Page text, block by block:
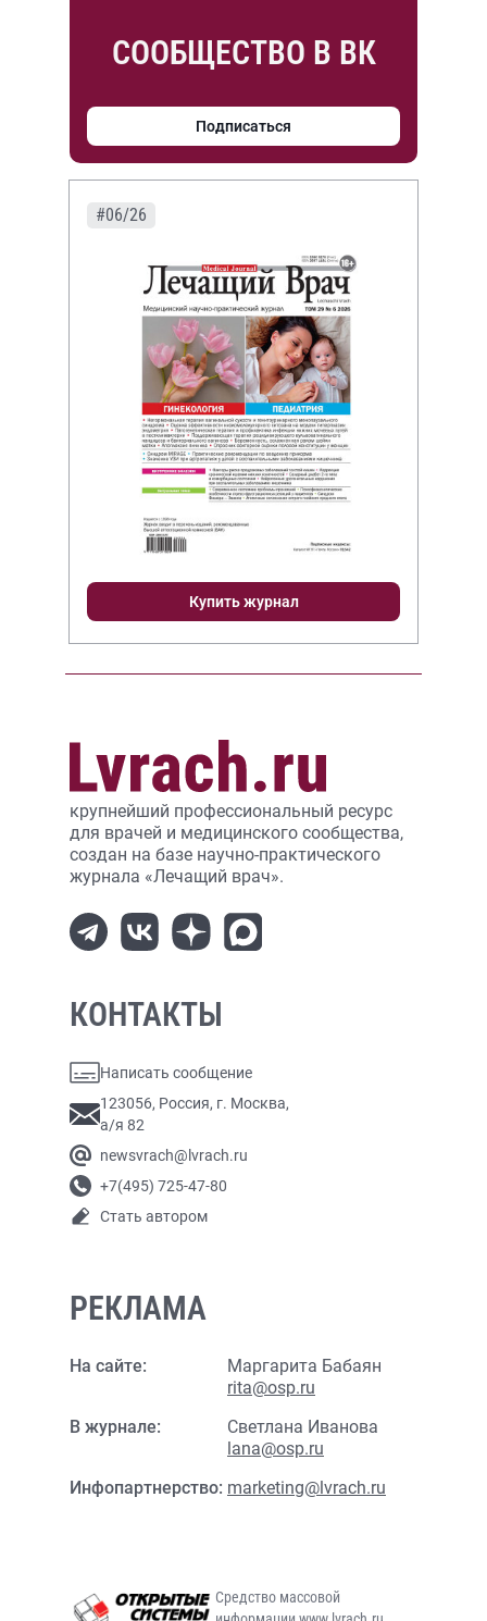
СООБЩЕСТВО В ВК
Подписаться
#06/26
Купить журнал
крупнейший профессиональный ресурс
для врачей и медицинского сообщества,
создан на базе научно-практического
журнала «Лечащий врач».
КОНТАКТЫ
Написать сообщение
123056, Россия, г. Москва,
а/я 82
newsvrach@lvrach.ru
+7(495) 725-47-80
Стать автором
РЕКЛАМА
На сайте:
Маргарита Бабаян
rita@osp.ru
В журнале:
Светлана Иванова
lana@osp.ru
Инфопартнерство: marketing@lvrach.ru
Средство массовой